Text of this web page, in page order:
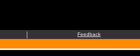
| Feedback